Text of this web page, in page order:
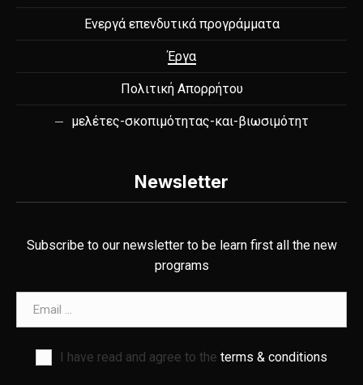
Ενεργά επενδυτικά προγράμματα
Έργα
Πολιτική Απορρήτου
μελέτες-σκοπιμότητας-και-βιωσιμότητ
Newsletter
Subscribe to our newsletter to be learn first all the new
programs
I have read and agree to the terms & conditions